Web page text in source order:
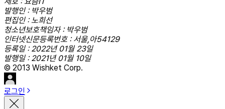
발행인 : 박우범
편집인 : 노희선
청소년보호책임자 : 박우범
인터넷신문등록번호 : 서울,아54129
등록일 : 2022년 01월 23일
발행일 : 2021년 01월 10일
© 2013 Wishket Corp.
로그인